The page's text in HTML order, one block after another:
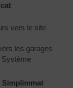
vers le site
les garages
Système
Simplimmat